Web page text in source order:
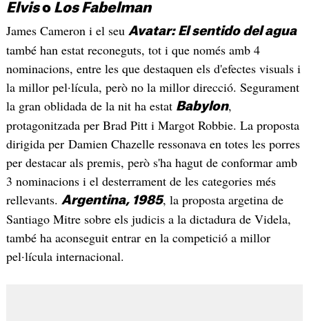
Elviso Los Fabelman
James Cameron i el seu Avatar: El sentido del agua
també han estat reconeguts, tot i que només amb 4
nominacions, entre les que destaquen els d'efectes visuals i
la millor pel·lícula, però no la millor direcció. Segurament
la gran oblidada de la nit ha estat Babylon,
protagonitzada per Brad Pitt i Margot Robbie. La proposta
dirigida per Damien Chazelle ressonava en totes les porres
per destacar als premis, però s'ha hagut de conformar amb
3 nominacions i el desterrament de les categories més
rellevants. Argentina, 1985, la proposta argetina de
Santiago Mitre sobre els judicis a la dictadura de Videla,
també ha aconseguit entrar en la competició a millor
pel·lícula internacional.